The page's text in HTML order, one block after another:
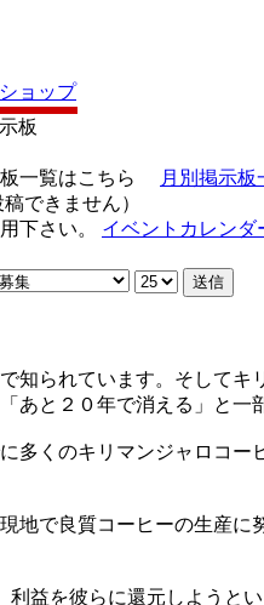
ョップ
板
板一覧はこちら
月別掲示板
できません）
下さい。 イベントカレンダ
知られています。そして
あと２０年で消える」と一
多くのキリマンジャロコ
地で良質コーヒーの生産
益を彼らに還元しようと